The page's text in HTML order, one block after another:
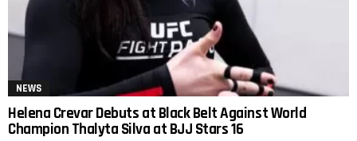
NEWS
Helena Crevar Debuts at Black Belt Against World
Champion Thalyta Silva at BJJ Stars 16